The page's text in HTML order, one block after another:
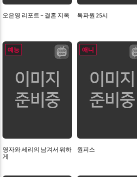
오은영 리포트 – 결혼 지옥 톡파원 25시
예능
영자와 세리의 남겨서 뭐하
게
애니
원피스